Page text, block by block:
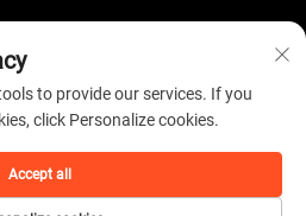
|
Политика приватности
to provide our services. If you
click Personalize cookies.
Accept all